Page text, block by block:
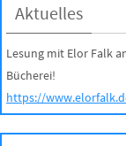
Aktuelles
Lesung mit Elor Falk
Bücherei!
https://